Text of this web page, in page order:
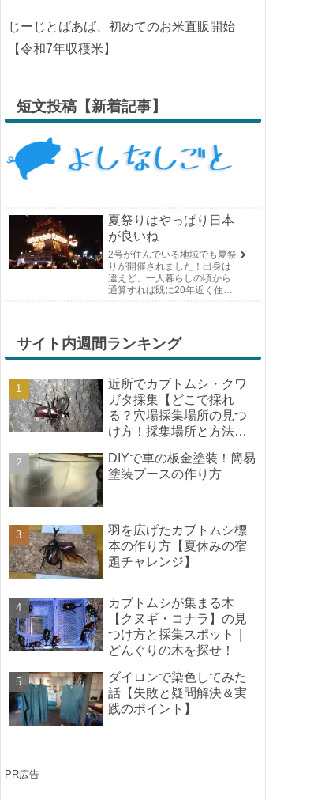
じーじとばあば、初めてのお米直販開始
【令和7年収穫米】
短文投稿【新着記事】
夏祭りはやっぱり日本
が良いね
2号が住んでいる地域でも夏祭
りが開催されました！出身は
違えど、一人暮らしの頃から
通算すれば既に20年近く住ん
す。そして、それは2号嫁も同
じようで、夏祭りが近いづい...
サイト内週間ランキング
近所でカブトムシ・クワ
ガタ採集【どこで採れ
る？穴場採集場所の見つ
け方！採集場所と方法や
DIYで車の板金塗装！簡易
塗装ブースの作り方
羽を広げたカブトムシ標
本の作り方【夏休みの宿
題チャレンジ】
カブトムシが集まる木
【クヌギ・コナラ】の見
つけ方と採集スポット｜
どんぐりの木を探せ！
ダイロンで染色してみた
話【失敗と疑問解決＆実
践のポイント】
PR広告